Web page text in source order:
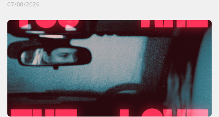
07/08/2026